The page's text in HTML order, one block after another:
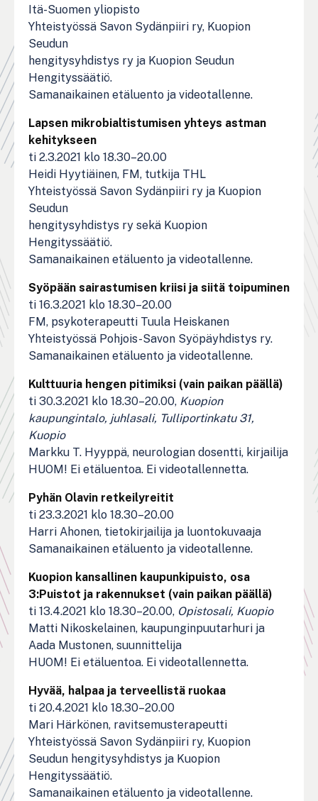
Itä-Suomen yliopisto
Yhteistyössä Savon Sydänpiiri ry, Kuopion
Seudun
hengitysyhdistys ry ja Kuopion Seudun
Hengityssäätiö.
Samanaikainen etäluento ja videotallenne.
Lapsen mikrobialtistumisen yhteys astman
kehitykseen
ti 2.3.2021 klo 18.30–20.00
Heidi Hyytiäinen, FM, tutkija THL
Yhteistyössä Savon Sydänpiiri ry ja Kuopion
Seudun
hengitysyhdistys ry sekä Kuopion
Hengityssäätiö.
Samanaikainen etäluento ja videotallenne.
Syöpään sairastumisen kriisi ja siitä toipuminen
ti 16.3.2021 klo 18.30–20.00
FM, psykoterapeutti Tuula Heiskanen
Yhteistyössä Pohjois-Savon Syöpäyhdistys ry.
Samanaikainen etäluento ja videotallenne.
Kulttuuria hengen pitimiksi (vain paikan päällä)
ti 30.3.2021 klo 18.30–20.00, Kuopion
kaupungintalo, juhlasali, Tulliportinkatu 31,
Kuopio
Markku T. Hyyppä, neurologian dosentti, kirjailija
HUOM! Ei etäluentoa. Ei videotallennetta.
Pyhän Olavin retkeilyreitit
ti 23.3.2021 klo 18.30–20.00
Harri Ahonen, tietokirjailija ja luontokuvaaja
Samanaikainen etäluento ja videotallenne.
Kuopion kansallinen kaupunkipuisto, osa
3:Puistot ja rakennukset (vain paikan päällä)
ti 13.4.2021 klo 18.30–20.00, Opistosali, Kuopio
Matti Nikoskelainen, kaupunginpuutarhuri ja
Aada Mustonen, suunnittelija
HUOM! Ei etäluentoa. Ei videotallennetta.
Hyvää, halpaa ja terveellistä ruokaa
ti 20.4.2021 klo 18.30–20.00
Mari Härkönen, ravitsemusterapeutti
Yhteistyössä Savon Sydänpiiri ry, Kuopion
Seudun hengitysyhdistys ja Kuopion
Hengityssäätiö.
Samanaikainen etäluento ja videotallenne.